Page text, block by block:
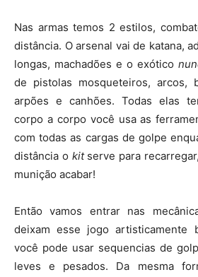
Nas armas temos 2 estilos,
distância. O arsenal vai de katana,
longas, machadões e o exótico
de pistolas mosqueteiros, arcos,
arpões e canhões. Todas elas
corpo a corpo você usa as
com todas as cargas de golpe
distância o kitserve para
munição acabar!
Então vamos entrar nas
deixam esse jogo artisticamente
você pode usar sequencias de
leves e pesados. Da mesma